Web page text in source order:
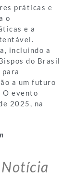
práticas e
o
e a
incluindo a
do Brasil
a um futuro
evento
2025, na